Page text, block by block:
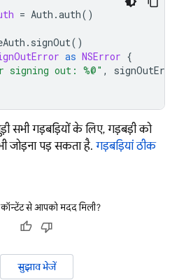
= Auth .auth()
. signOut()
as NSError {
signing out: %@" , signOutError
सभी गड़बड़ियों के लिए, गड़बड़ी को
जोड़ना पड़ सकता है. गड़बड़ियां ठीक
से आपको मदद मिली?
सुझाव भेजें